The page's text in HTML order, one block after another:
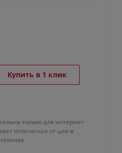
Купить в 1 клик
только для интернет-
отличаться от цен в